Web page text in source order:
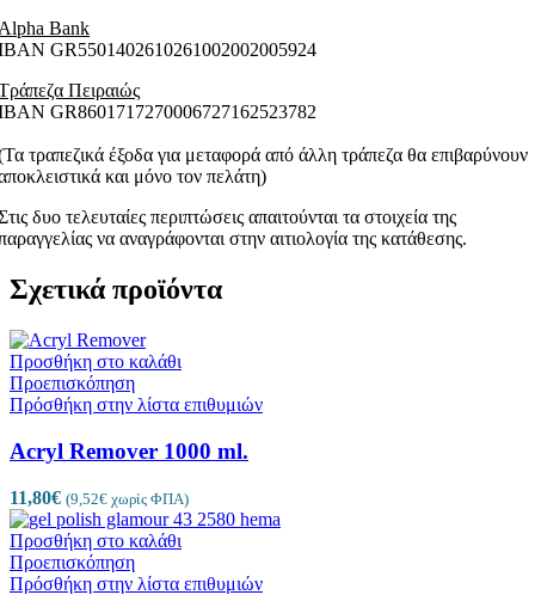
Bank
GR5501402610261002002005924
Πειραιώς
GR8601717270006727162523782
τραπεζικά έξοδα για μεταφορά από άλλη τράπεζα θα επιβαρύνουν
και μόνο τον πελάτη)
δυο τελευταίες περιπτώσεις απαιτούνται τα στοιχεία της
να αναγράφονται στην αιτιολογία της κατάθεσης.
Σχετικά προϊόντα
Προσθήκη στο καλάθι
Προεπισκόπηση
Πρόσθήκη στην λίστα επιθυμιών
Acryl Remover 1000 ml.
11,80€ (9,52€ χωρίς ΦΠΑ)
Προσθήκη στο καλάθι
Προεπισκόπηση
Πρόσθήκη στην λίστα επιθυμιών